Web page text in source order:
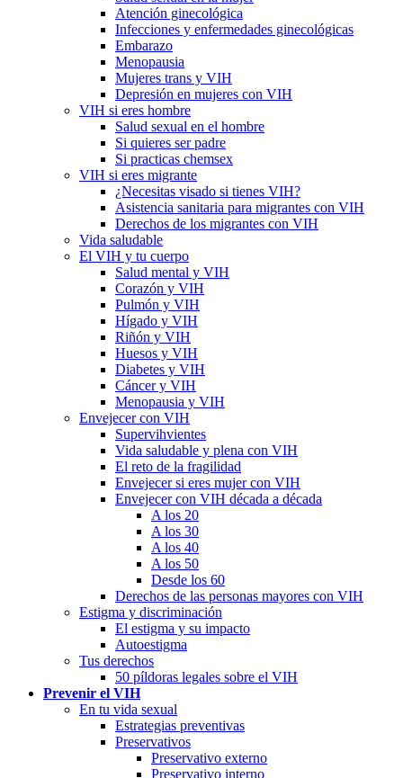
Atención ginecológica
Infecciones y enfermedades ginecológicas
Embarazo
Menopausia
Mujeres trans y VIH
Depresión en mujeres con VIH
VIH si eres hombre
Salud sexual en el hombre
Si quieres ser padre
Si practicas chemsex
VIH si eres migrante
¿Necesitas visado si tienes VIH?
Asistencia sanitaria para migrantes con VIH
Derechos de los migrantes con VIH
Vida saludable
El VIH y tu cuerpo
Salud mental y VIH
Corazón y VIH
Pulmón y VIH
Hígado y VIH
Riñón y VIH
Huesos y VIH
Diabetes y VIH
Cáncer y VIH
Menopausia y VIH
Envejecer con VIH
Supervihvientes
Vida saludable y plena con VIH
El reto de la fragilidad
Envejecer si eres mujer con VIH
Envejecer con VIH década a década
A los 20
A los 30
A los 40
A los 50
Desde los 60
Derechos de las personas mayores con VIH
Estigma y discriminación
El estigma y su impacto
Autoestigma
Tus derechos
50 píldoras legales sobre el VIH
Prevenir el VIH
En tu vida sexual
Estrategias preventivas
Preservativos
Preservativo externo
Preservativo interno